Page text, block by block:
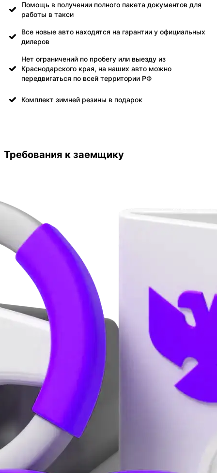
Помощь в получении полного пакета документов для
работы в такси
Все новые авто находятся на гарантии у официальных
дилеров
Нет ограничений по пробегу или выезду из
Краснодарского края, на наших авто можно
передвигаться по всей территории РФ
Комплект зимней резины в подарок
Требования к заемщику